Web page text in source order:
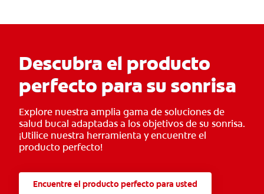
Descubra el producto
perfecto para su sonrisa
Explore nuestra amplia gama de soluciones de
salud bucal adaptadas a los objetivos de su sonrisa.
¡Utilice nuestra herramienta y encuentre el
producto perfecto!
Encuentre el producto perfecto para usted